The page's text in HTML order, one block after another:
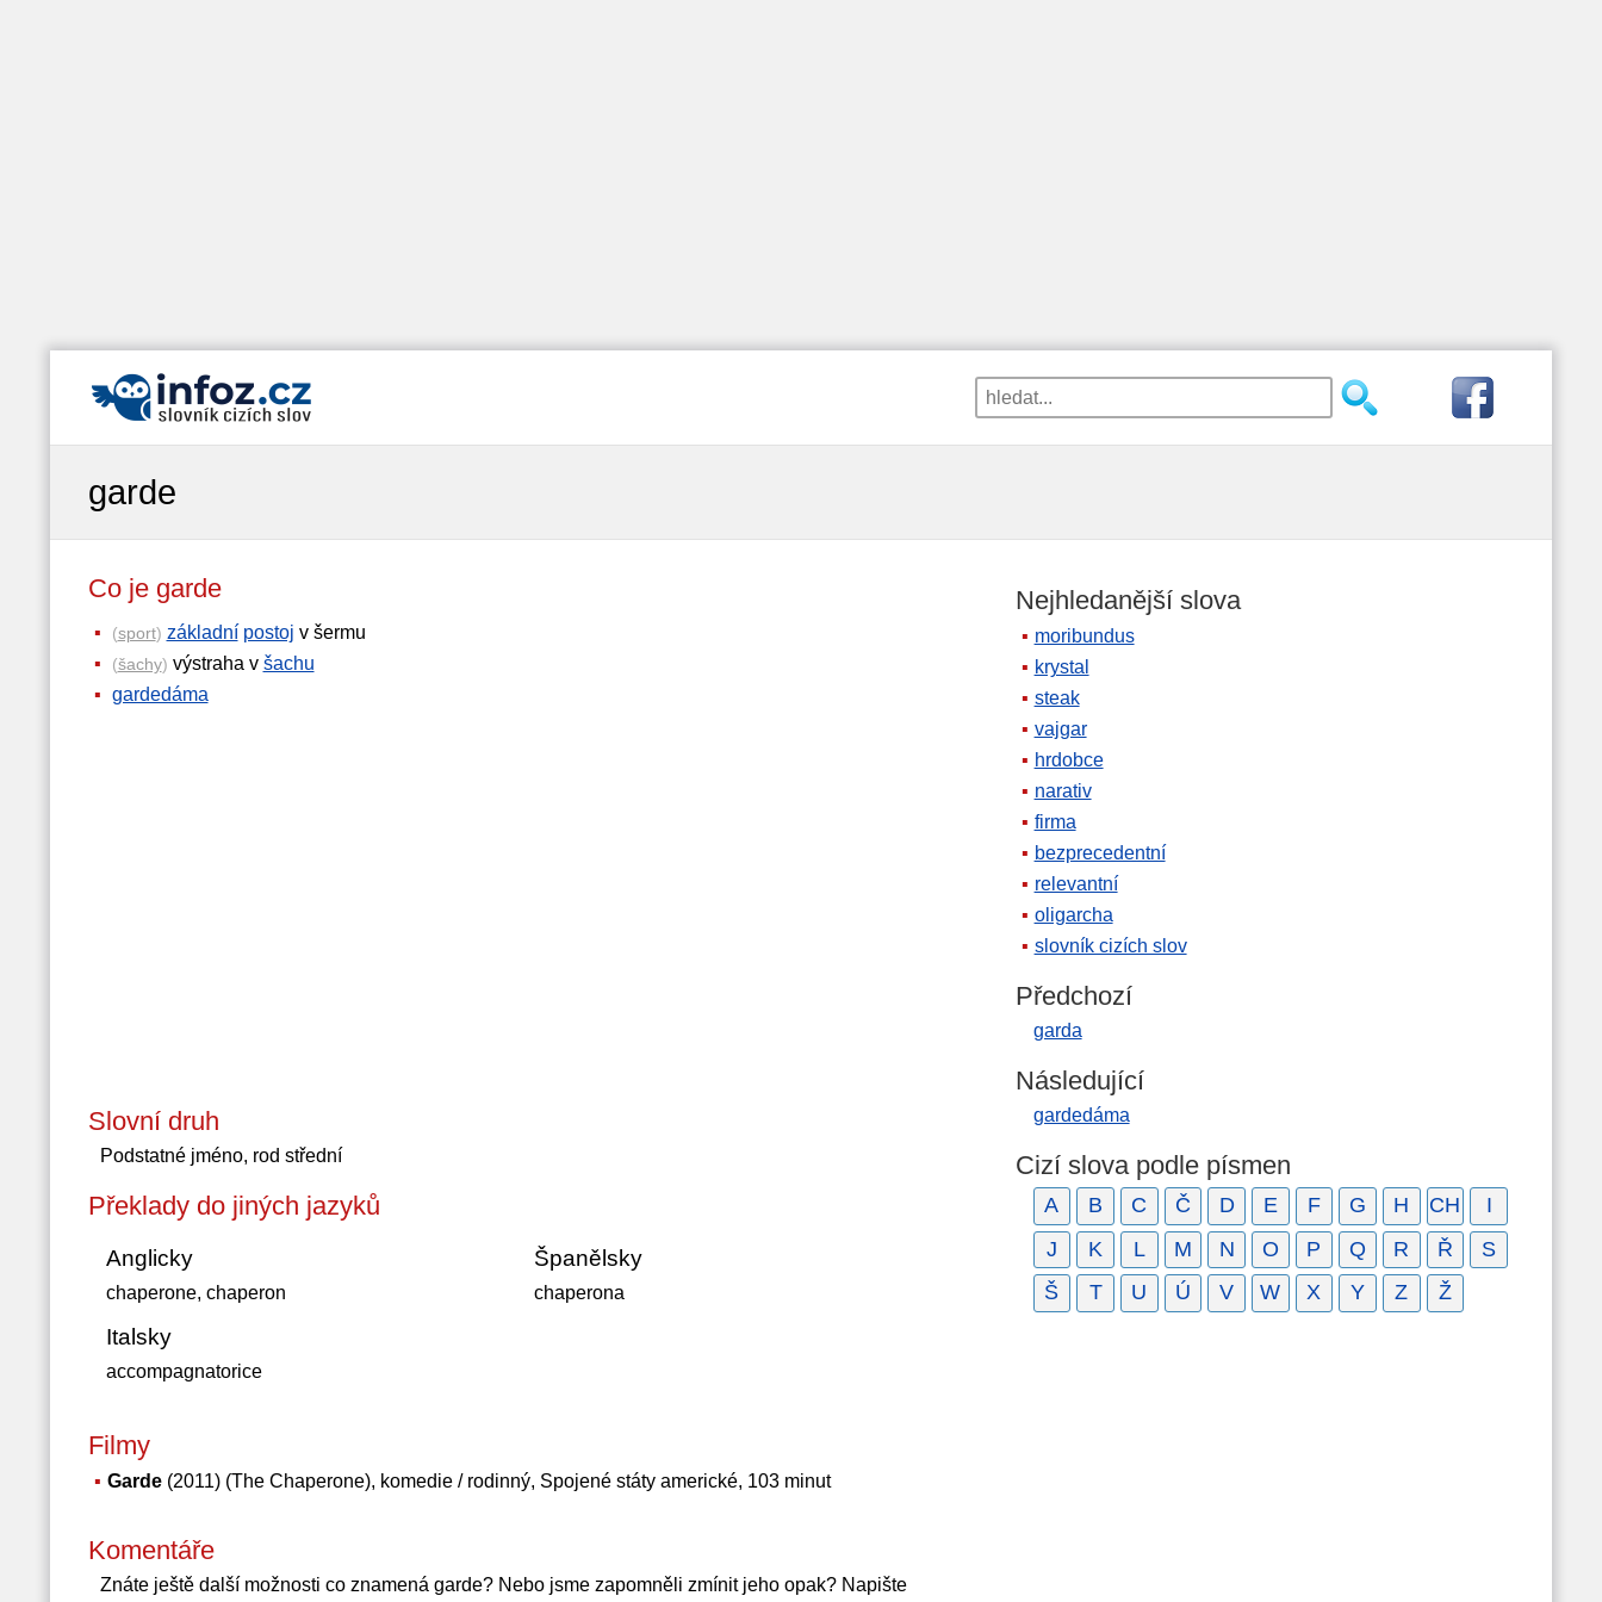
garde
Co je garde
(sport) základní postoj v šermu
(šachy) výstraha v šachu
gardedáma
Slovní druh
Podstatné jméno, rod střední
Překlady do jiných jazyků
Anglicky
chaperone, chaperon
Italsky
accompagnatorice
Španělsky
chaperona
Filmy
Garde(2011) (The Chaperone), komedie / rodinný, Spojené státy americké, 103 minut
Komentáře
Znáte ještě další možnosti co znamená garde? Nebo jsme zapomněli zmínit jeho opak? Napište
Nejhledanější slova
moribundus
krystal
steak
vajgar
hrdobce
narativ
firma
bezprecedentní
relevantní
oligarcha
slovník cizích slov
Předchozí
garda
Následující
gardedáma
Cizí slova podle písmen
A B C Č D E F G H CH
I
J
K L M N O P Q R Ř
S
Š
T U Ú V W X Y Z Ž